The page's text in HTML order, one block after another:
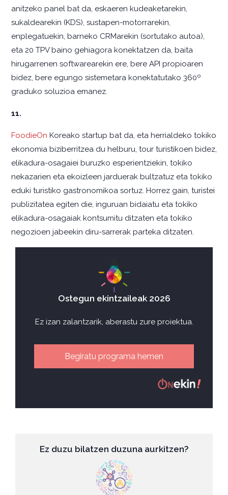
anitzeko panel bat da, eskaeren kudeaketarekin,
sukaldearekin (KDS), sustapen-motorrarekin,
enplegatuekin, barneko CRMarekin (sortutako autoa),
eta 20 TPV baino gehiagora konektatzen da, baita
hirugarrenen softwarearekin ere, bere API propioaren
bidez, bere egungo sistemetara konektatutako 360º
graduko soluzioa emanez.
11.
FoodieOn Koreako startup bat da, eta herrialdeko tokiko
ekonomia biziberritzea du helburu, tour turistikoen bidez,
elikadura-osagaiei buruzko esperientziekin, tokiko
nekazarien eta ekoizleen jarduerak bultzatuz eta tokiko
eduki turistiko gastronomikoa sortuz. Horrez gain, turistei
publizitatea egiten die, inguruan bidaiatu eta tokiko
elikadura-osagaiak kontsumitu ditzaten eta tokiko
negozioen jabeekin diru-sarrerak parteka ditzaten.
Ostegun ekintzaileak 2026
Ez izan zalantzarik, aberastu zure proiektua.
Begiratu programa hemen
Ez duzu bilatzen duzuna aurkitzen?